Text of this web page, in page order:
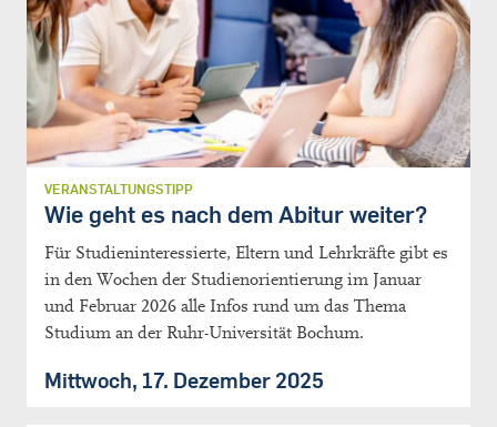
VERANSTALTUNGSTIPP
Wie geht es nach dem Abitur weiter?
Für Studieninteressierte, Eltern und Lehrkräfte gibt es
in den Wochen der Studienorientierung im Januar
und Februar 2026 alle Infos rund um das Thema
Studium an der Ruhr-Universität Bochum.
Mittwoch, 17. Dezember 2025